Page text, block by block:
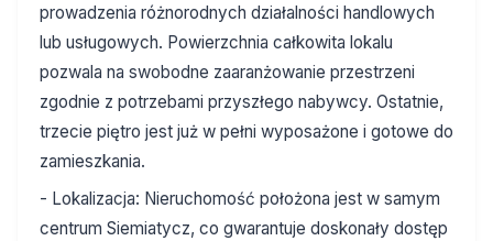
prowadzenia różnorodnych działalności handlowych
lub usługowych. Powierzchnia całkowita lokalu
pozwala na swobodne zaaranżowanie przestrzeni
zgodnie z potrzebami przyszłego nabywcy. Ostatnie,
trzecie piętro jest już w pełni wyposażone i gotowe do
zamieszkania.
- Lokalizacja: Nieruchomość położona jest w samym
centrum Siemiatycz, co gwarantuje doskonały dostęp